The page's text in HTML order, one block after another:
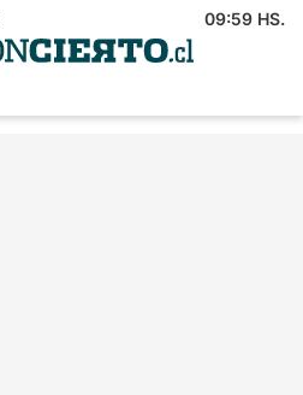
09:59 HS.